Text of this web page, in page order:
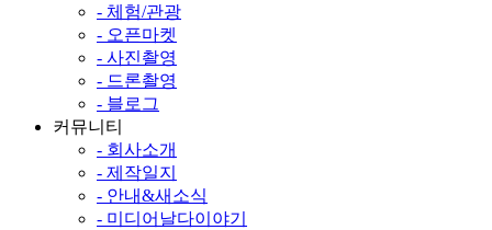
- 체험/관광
- 오픈마켓
- 사진촬영
- 드론촬영
- 블로그
커뮤니티
- 회사소개
- 제작일지
- 안내&새소식
- 미디어날다이야기